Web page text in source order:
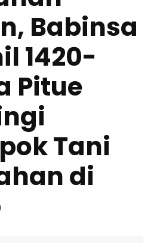
Babinsa
1420-
Pitue
Tani
di